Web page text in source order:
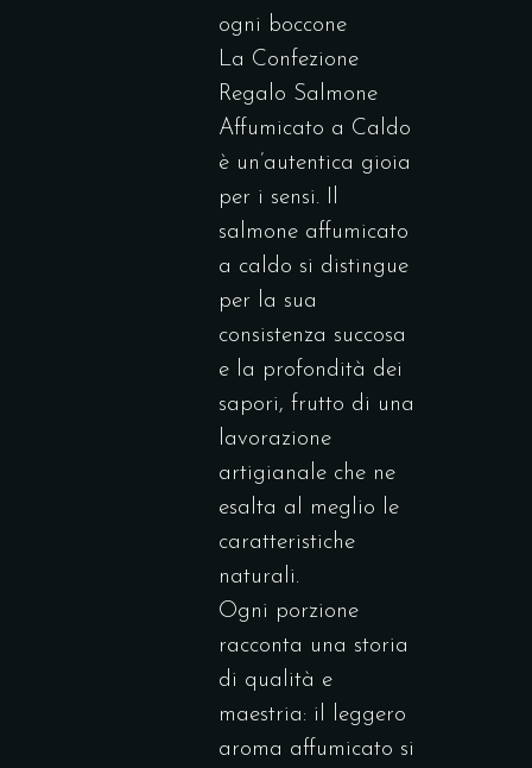
ogni boccone
La Confezione
Regalo Salmone
Affumicato a Caldo
è un’autentica gioia
per i sensi. Il
salmone affumicato
a caldo si distingue
per la sua
consistenza succosa
e la profondità dei
sapori, frutto di una
lavorazione
artigianale che ne
esalta al meglio le
caratteristiche
naturali.
Ogni porzione
racconta una storia
di qualità e
maestria: il leggero
aroma affumicato si